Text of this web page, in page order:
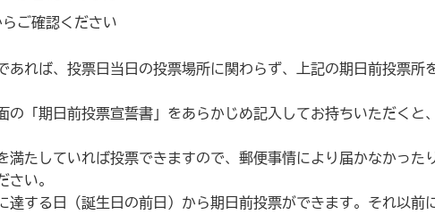
らご確認ください
れば、投票日当日の投票場所に関わらず、上記の期日前投票所
「期日前投票宣誓書」をあらかじめ記入してお持ちいただくと
たしていれば投票できますので、郵便事情により届かなかった
さい。
する日（誕生日の前日）から期日前投票ができます。それ以前